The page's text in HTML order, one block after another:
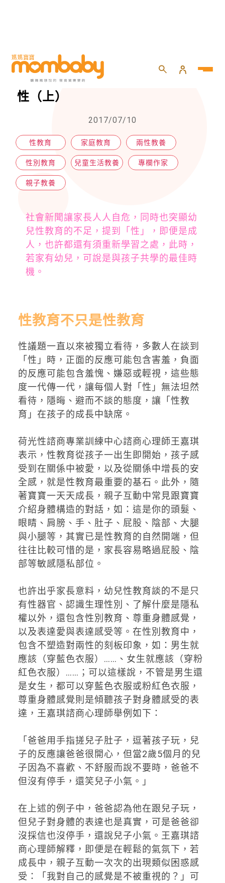
HOME 親子 親子教養
第一堂生命教育課．與寶寶自然談
性（上）
2017/07/10
性教育 家庭教育 兩性教養
性別教育 兒童生活教養 專欄作家
親子教養
社會新聞讓家長人人自危，同時也突顯幼
兒性教育的不足，提到「性」，即便是成
人，也許都還有須重新學習之處，此時，
若家有幼兒，可說是與孩子共學的最佳時
機。
性教育不只是性教育
性議題一直以來被獨立看待，多數人在談到
「性」時，正面的反應可能包含害羞，負面
的反應可能包含羞愧、嫌惡或輕視，這些態
度一代傳一代，讓每個人對「性」無法坦然
看待，隱晦、避而不談的態度，讓「性教
育」在孩子的成長中缺席。
荷光性諮商專業訓練中心諮商心理師王嘉琪
表示，性教育從孩子一出生即開始，孩子感
受到在關係中被愛，以及從關係中增長的安
全感，就是性教育最重要的基石。此外，隨
著寶寶一天天成長，親子互動中常見跟寶寶
介紹身體構造的對話，如：這是你的頭髮、
眼睛、肩膀、手、肚子、屁股、陰部、大腿
與小腿等，其實已是性教育的自然開端，但
往往比較可惜的是，家長容易略過屁股、陰
部等敏感隱私部位。
也許出乎家長意料，幼兒性教育談的不是只
有性器官、認識生理性別、了解什麼是隱私
權以外，還包含性別教育、尊重身體感覺，
以及表達愛與表達感受等。在性別教育中，
包含不塑造對兩性的刻板印象，如：男生就
應該（穿藍色衣服）……、女生就應該（穿粉
紅色衣服）……；可以這樣說，不管是男生還
是女生，都可以穿藍色衣服或粉紅色衣服，
尊重身體感覺則是傾聽孩子對身體感受的表
達，王嘉琪諮商心理師舉例如下：
「爸爸用手指搓兒子肚子，逗著孩子玩，兒
子的反應讓爸爸很開心，但當2歲5個月的兒
子因為不喜歡、不舒服而說不要時，爸爸不
但沒有停手，還笑兒子小氣。」
在上述的例子中，爸爸認為他在跟兒子玩，
但兒子對身體的表達也是真實，可是爸爸卻
沒採信也沒停手，還說兒子小氣。王嘉琪諮
商心理師解釋，即便是在輕鬆的氣氛下，若
成長中，親子互動一次次的出現類似困惑感
受：「我對自己的感覺是不被重視的？」可